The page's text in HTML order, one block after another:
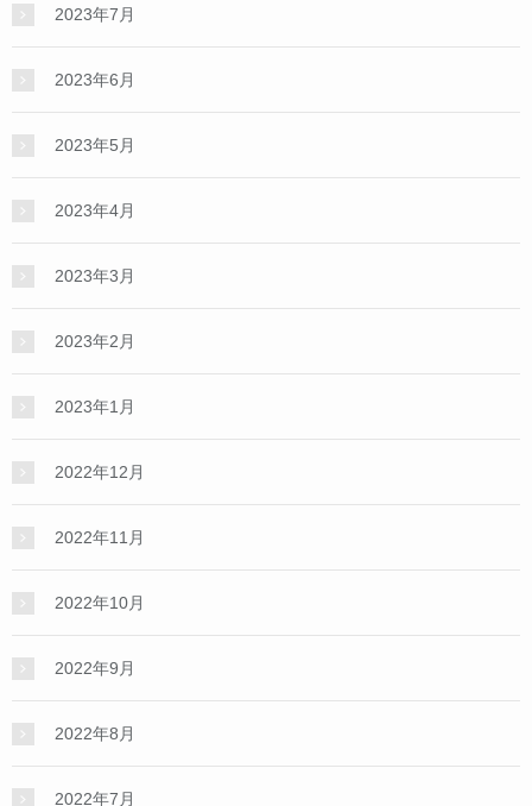
2023年7月
2023年6月
2023年5月
2023年4月
2023年3月
2023年2月
2023年1月
2022年12月
2022年11月
2022年10月
2022年9月
2022年8月
2022年7月